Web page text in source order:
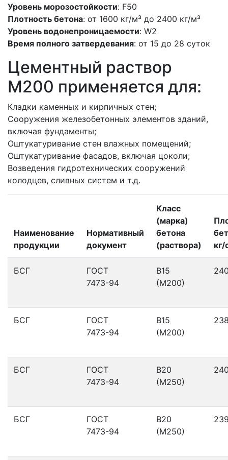
Уровень морозостойкости: F50
Плотность бетона: от 1600 кг/м³ до 2400 кг/м³
Уровень водонепроницаемости: W2
Время полного затвердевания: от 15 до 28 суток
Цементный раствор
M200 применяется для:
Кладки каменных и кирпичных стен;
Сооружения железобетонных элементов зданий,
включая фундаменты;
Оштукатуривание стен влажных помещений;
Оштукатуривание фасадов, включая цоколи;
Возведения гидротехнических сооружений
колодцев, сливных систем и т.д.
Наименование
продукции
Нормативный
документ
Класс
(марка)
бетона
(раствора)
кг/
БСГ
ГОСТ
7473-94
В15
(М200)
БСГ
ГОСТ
7473-94
В15
(М200)
БСГ
ГОСТ
7473-94
В20
(М250)
БСГ
ГОСТ
7473-94
В20
(М250)